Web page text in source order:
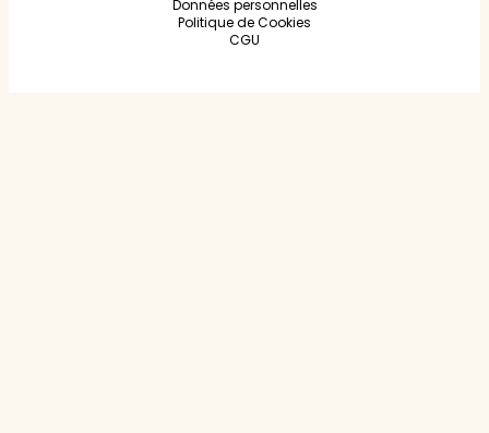
Données personnelles
Politique de Cookies
CGU